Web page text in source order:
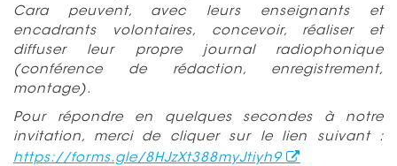
Cara peuvent, avec leurs enseignants et
encadrants volontaires, concevoir, réaliser et
diffuser leur propre journal radiophonique
(conférence de rédaction, enregistrement,
montage).
Pour répondre en quelques secondes à notre
invitation, merci de cliquer sur le lien suivant :
https://forms.gle/8HJzXt388myJtiyh9